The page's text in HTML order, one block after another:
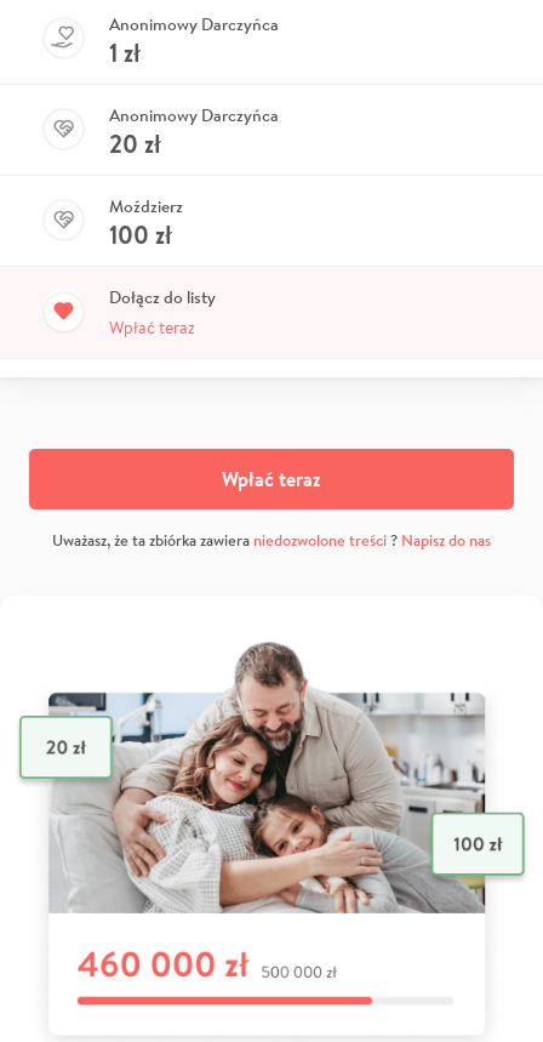
Anonimowy Darczyńca
1 zł
Anonimowy Darczyńca
20 zł
Moździerz
100 zł
Dołącz do listy
Wpłać teraz
Wpłać teraz
Uważasz, że ta zbiórka zawiera niedozwolone treści? Napisz do nas